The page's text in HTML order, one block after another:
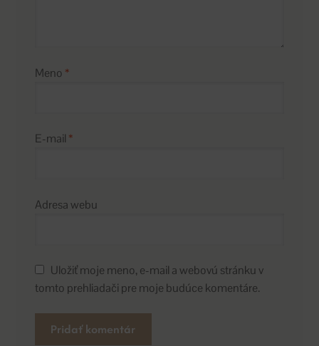
Meno *
E-mail *
Adresa webu
Uložiť moje meno, e-mail a webovú stránku v
tomto prehliadači pre moje budúce komentáre.